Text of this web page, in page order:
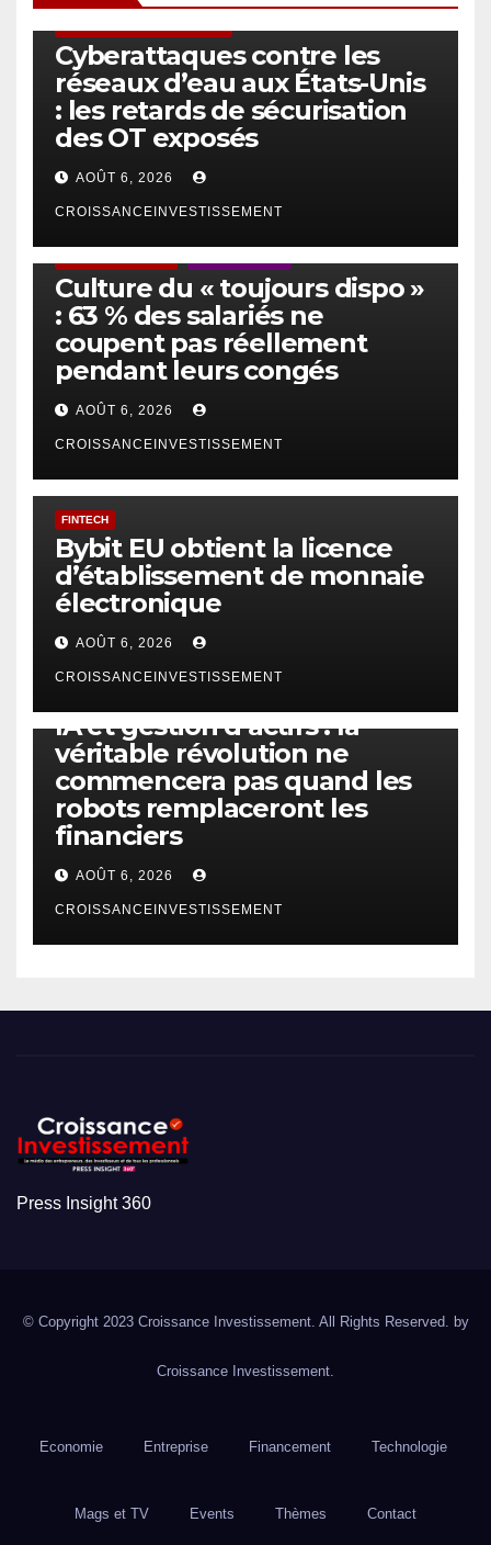
Cyberattaques contre les
réseaux d’eau aux États-Unis
: les retards de sécurisation
des OT exposés
AOÛT 6, 2026
CROISSANCEINVESTISSEMENT
Culture du « toujours dispo »
: 63 % des salariés ne
coupent pas réellement
pendant leurs congés
AOÛT 6, 2026
CROISSANCEINVESTISSEMENT
FINTECH
Bybit EU obtient la licence
d’établissement de monnaie
électronique
AOÛT 6, 2026
CROISSANCEINVESTISSEMENT
IA et gestion d’actifs : la
véritable révolution ne
commencera pas quand les
robots remplaceront les
financiers
AOÛT 6, 2026
CROISSANCEINVESTISSEMENT
Press Insight 360
© Copyright 2023 Croissance Investissement. All Rights Reserved. by
Croissance Investissement.
Economie Entreprise Financement Technologie
Mags et TV Events Thèmes Contact